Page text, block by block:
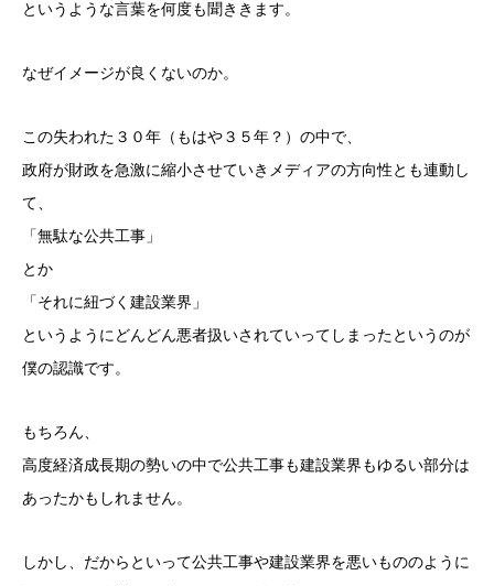
というような言葉を何度も聞ききます。
なぜイメージが良くないのか。
この失われた３０年（もはや３５年？）の中で、
政府が財政を急激に縮小させていきメディアの方向性とも連動し
て、
「無駄な公共工事」
とか
「それに紐づく建設業界」
というようにどんどん悪者扱いされていってしまったというのが
僕の認識です。
もちろん、
高度経済成長期の勢いの中で公共工事も建設業界もゆるい部分は
あったかもしれません。
しかし、だからといって公共工事や建設業界を悪いもののように